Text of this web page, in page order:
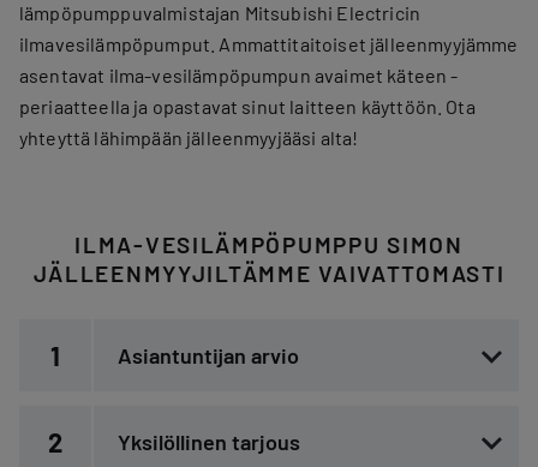
lämpöpumppuvalmistajan Mitsubishi Electricin
ilmavesilämpöpumput. Ammattitaitoiset jälleenmyyjämme
asentavat ilma-vesilämpöpumpun avaimet käteen -
periaatteella ja opastavat sinut laitteen käyttöön. Ota
yhteyttä lähimpään jälleenmyyjääsi alta!
ILMA-VESILÄMPÖPUMPPU SIMON
JÄLLEENMYYJILTÄMME VAIVATTOMASTI
1 Asiantuntijan arvio
2 Yksilöllinen tarjous